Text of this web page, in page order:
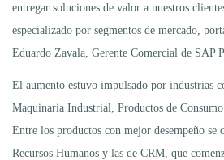
entregar soluciones de valor a nuestros
especializado por segmentos de mercado,
Eduardo Zavala, Gerente Comercial de SAP
El aumento estuvo impulsado por industrias
Maquinaria Industrial, Productos de
Entre los productos con mejor desempeño se
Recursos Humanos y las de CRM, que